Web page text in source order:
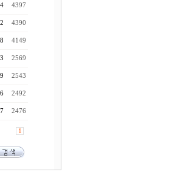
4397
4390
4149
2569
2543
2492
2476
1